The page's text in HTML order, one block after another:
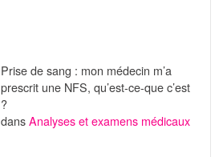
Prise de sang : mon médecin m’a
prescrit une NFS, qu’est-ce-que c’est
?
dansAnalyses et examens médicaux